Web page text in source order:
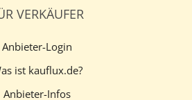
VERKÄUFER
Anbieter-Login
ist kauflux.de?
Anbieter-Infos